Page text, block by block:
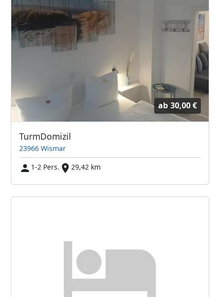
ab 30,00 €
TurmDomizil
23966 Wismar
1-2 Pers.
29,42 km